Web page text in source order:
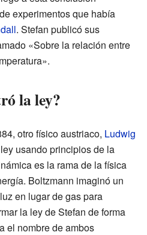
experimentos que había
. Stefan publicó sus
«Sobre la relación entre
la ley?
otro físico austriaco, Ludwig
usando principios de la
es la rama de la física
Boltzmann imaginó un
en lugar de gas para
la ley de Stefan de forma
el nombre de ambos